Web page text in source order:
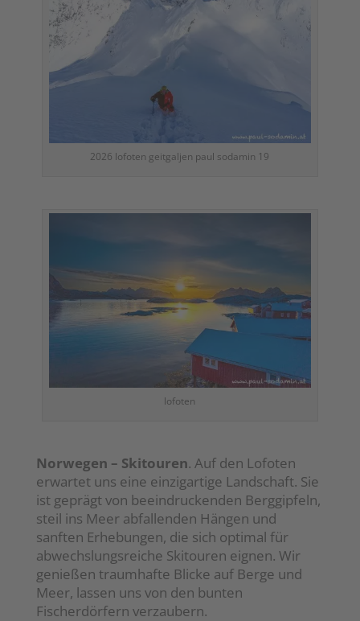
2026 lofoten geitgaljen paul sodamin 19
lofoten
Norwegen – Skitouren. Auf den Lofoten
erwartet uns eine einzigartige Landschaft. Sie
ist geprägt von beeindruckenden Berggipfeln,
steil ins Meer abfallenden Hängen und
sanften Erhebungen, die sich optimal für
abwechslungsreiche Skitouren eignen. Wir
genießen traumhafte Blicke auf Berge und
Meer, lassen uns von den bunten
Fischerdörfern verzaubern.